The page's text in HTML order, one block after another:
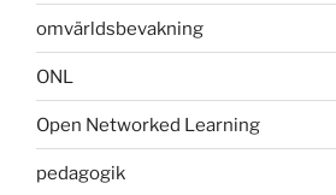
omvärldsbevakning
ONL
Open Networked Learning
pedagogik